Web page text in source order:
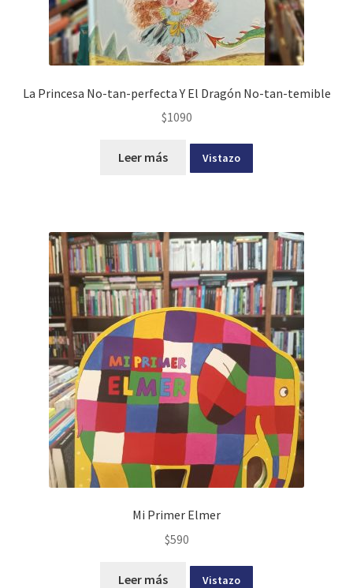
La Princesa No-tan-perfecta Y El Dragón No-tan-temible
$1090
Leer más Vistazo
Mi Primer Elmer
$590
Leer más Vistazo